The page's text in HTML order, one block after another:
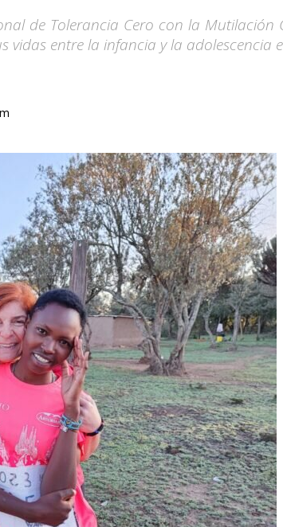
de Tolerancia Cero con la
vidas entre la infancia y la adolescencia